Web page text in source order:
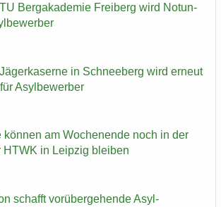
Berg­aka­de­mie Frei­berg wird Not­un­
in Schnee­berg wird er­neut
Asyl­be­wer­ber
kön­nen am Wo­chen­en­de noch in der
HTWK in Leip­zig blei­ben
schafft vor­über­ge­hen­de Asyl-​